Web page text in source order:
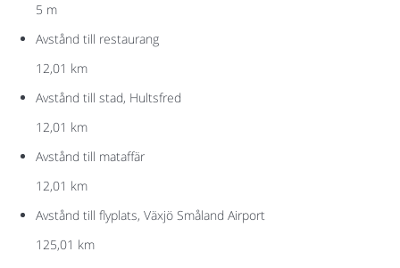
5 m
Avstånd till restaurang
12,01 km
Avstånd till stad, Hultsfred
12,01 km
Avstånd till mataffär
12,01 km
Avstånd till flyplats, Växjö Småland Airport
125,01 km